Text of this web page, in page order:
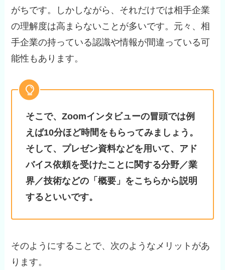
がちです。しかしながら、それだけでは相手企業
の理解度は高まらないことが多いです。元々、相
手企業の持っている認識や情報が間違っている可
能性もあります。
そこで、Zoomインタビューの冒頭では例
えば10分ほど時間をもらってみましょう。
そして、プレゼン資料などを用いて、アド
バイス依頼を受けたことに関する分野／業
界／技術などの「概要」をこちらから説明
するといいです。
そのようにすることで、次のようなメリットがあ
ります。